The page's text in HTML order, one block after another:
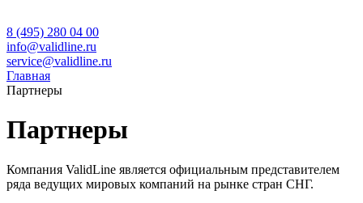
8 (495) 280 04 00
info@validline.ru
service@validline.ru
Главная
Партнеры
Партнеры
Компания ValidLine является официальным представителем
ряда ведущих мировых компаний на рынке стран СНГ.